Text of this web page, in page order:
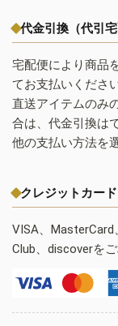
代金引換（代引宅
宅配便により商品
てお支払いください
直送アイテムのみ
合は、代金引換は
他の支払い方法を
クレジットカード
VISA、MasterCard
Club、discoverを